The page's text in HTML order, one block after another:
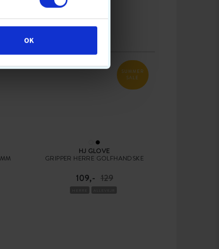
OK
SUMMER
SALE
HJ GLOVE
GRIPPER HERRE GOLFHANDSKE
109,- 129